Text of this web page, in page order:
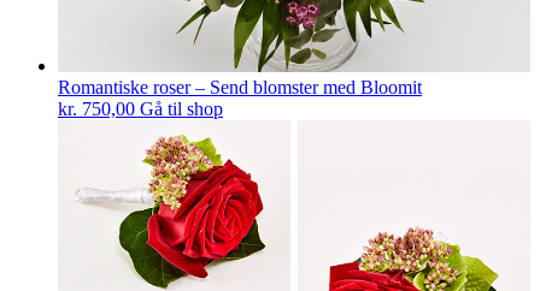
Romantiske roser – Send blomster med Bloomit
kr. 750,00 Gå til shop